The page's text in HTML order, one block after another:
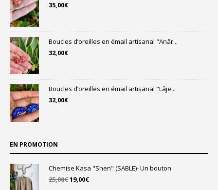
35,00€
Boucles d’oreilles en émail artisanal "Anâr...
32,00€
Boucles d’oreilles en émail artisanal "Lâje...
32,00€
EN PROMOTION
Chemise Kasa "Shen" (SABLE)- Un bouton
25,00€Le
19,00€Le